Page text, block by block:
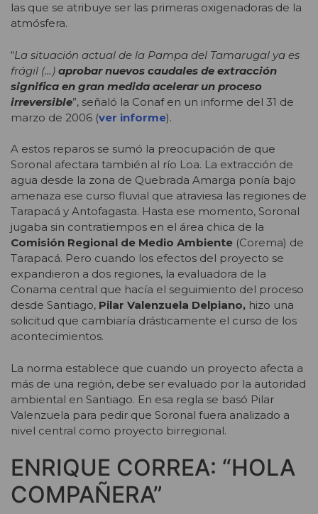
las que se atribuye ser las primeras oxigenadoras de la
atmósfera.
“La situación actual de la Pampa del Tamarugal ya es
frágil (…) aprobar nuevos caudales de extracción
significa en gran medida acelerar un proceso
irreversible”, señaló la Conaf en un informe del 31 de
marzo de 2006 (ver informe).
A estos reparos se sumó la preocupación de que
Soronal afectara también al río Loa. La extracción de
agua desde la zona de Quebrada Amarga ponía bajo
amenaza ese curso fluvial que atraviesa las regiones de
Tarapacá y Antofagasta. Hasta ese momento, Soronal
jugaba sin contratiempos en el área chica de la
Comisión Regional de Medio Ambiente (Corema) de
Tarapacá. Pero cuando los efectos del proyecto se
expandieron a dos regiones, la evaluadora de la
Conama central que hacía el seguimiento del proceso
desde Santiago, Pilar Valenzuela Delpiano, hizo una
solicitud que cambiaría drásticamente el curso de los
acontecimientos.
La norma establece que cuando un proyecto afecta a
más de una región, debe ser evaluado por la autoridad
ambiental en Santiago. En esa regla se basó Pilar
Valenzuela para pedir que Soronal fuera analizado a
nivel central como proyecto birregional.
ENRIQUE CORREA: “HOLA
COMPAÑERA”